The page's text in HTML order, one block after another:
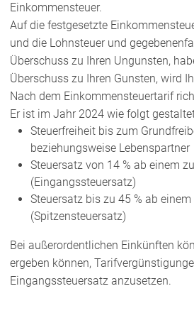
Einkommensteuer.
Auf die festgesetzte
und die Lohnsteuer und
Überschuss zu Ihren Ungunsten,
Überschuss zu Ihren Gunsten, wird
Nach dem Einkommensteuertarif
Er ist im Jahr 2024 wie folgt
Steuerfreiheit bis zum
beziehungsweise Lebenspartner
Steuersatz von 14 % ab einem
(Eingangssteuersatz)
Steuersatz bis zu 45 % ab
(Spitzensteuersatz)
Bei außerordentlichen Einkünften
ergeben können,
Eingangssteuersatz anzusetzen.